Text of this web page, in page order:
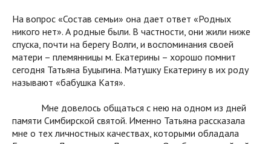
На вопрос «Состав семьи» она дает ответ «Родных
никого нет». А родные были. В частности, они жили ниже
спуска, почти на берегу Волги, и воспоминания своей
матери – племянницы м. Екатерины – хорошо помнит
сегодня Татьяна Буцыгина. Матушку Екатерину в их роду
называют «бабушка Катя».
Мне довелось общаться с нею на одном из дней
памяти Симбирской святой. Именно Татьяна рассказала
мне о тех личностных качествах, которыми обладала